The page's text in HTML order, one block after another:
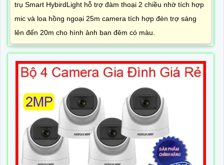
trụ Smart HybirdLight hỗ trợ đàm thoại 2 chiều nhờ tích hợp
mic và loa hồng ngoại 25m camera tích hợp đèn trợ sáng
lên đến 20m cho hình ảnh ban đêm có màu.